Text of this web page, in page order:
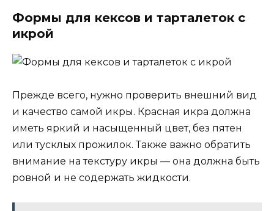
Формы для кексов и тарталеток с
икрой
Прежде всего, нужно проверить внешний вид
и качество самой икры. Красная икра должна
иметь яркий и насыщенный цвет, без пятен
или тусклых прожилок. Также важно обратить
внимание на текстуру икры — она должна быть
ровной и не содержать жидкости.